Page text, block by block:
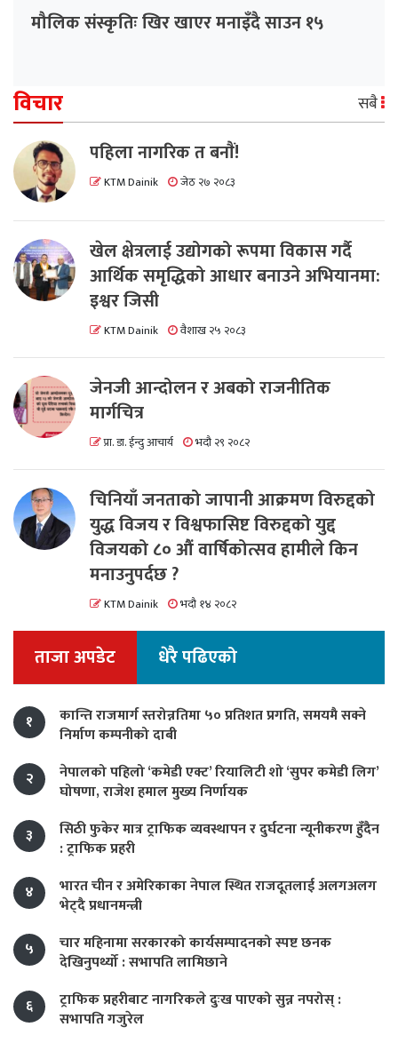
मौलिक संस्कृतिः खिर खाएर मनाइँदै साउन १५
विचार सबै
पहिला नागरिक त बनाैं!
KTM Dainik जेठ २७ २०८३
खेल क्षेत्रलाई उद्योगको रूपमा विकास गर्दै
आर्थिक समृद्धिको आधार बनाउने अभियानमा:
इश्वर जिसी
KTM Dainik वैशाख २५ २०८३
जेनजी आन्दोलन र अबको राजनीतिक
मार्गचित्र
प्रा. डा. ईन्दु आचार्य भदौ २९ २०८२
चिनियाँ जनताको जापानी आक्रमण विरुद्दको
युद्ध विजय र विश्वफासिष्ट विरुद्दको युद्द
विजयको ८० औं वार्षिकोत्सव हामीले किन
मनाउनुपर्दछ ?
KTM Dainik भदौ १४ २०८२
ताजा अपडेट धेरै पढिएको
१
कान्ति राजमार्ग स्तरोन्नतिमा ५० प्रतिशत प्रगति, समयमै सक्ने
निर्माण कम्पनीको दाबी
२
नेपालको पहिलो ‘कमेडी एक्ट’ रियालिटी शो ‘सुपर कमेडी लिग’
घोषणा, राजेश हमाल मुख्य निर्णायक
३
सिठी फुकेर मात्र ट्राफिक व्यवस्थापन र दुर्घटना न्यूनीकरण हुँदैन
: ट्राफिक प्रहरी
४
भारत चीन र अमेरिकाका नेपाल स्थित राजदूतलाई अलगअलग
भेट्दै प्रधानमन्त्री
५
चार महिनामा सरकारको कार्यसम्पादनको स्पष्ट छनक
देखिनुपर्थ्यो : सभापति लामिछाने
६
ट्राफिक प्रहरीबाट नागरिकले दुःख पाएको सुन्न नपरोस् :
सभापति गजुरेल